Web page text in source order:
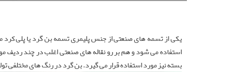
یکی از تسمه های صنعتی از جنس پلیمری تسمه بن گرد یا پلی کرد
بسته نیز مورد استفاده قرار می گیرد. بن گرد در رنگ های مختلفی